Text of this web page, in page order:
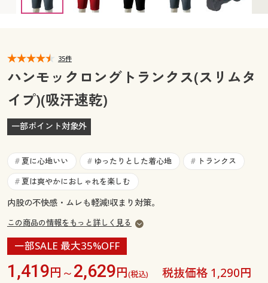
カタログ無料プレゼント
マイページ
閲覧履歴
お気に入り
サポート
ご利用ガイド
よくある質問とお問い合わせ
閲覧履歴
お気に入り
サポート
よくある質問とお問い合わせ
3L(ウエスト98～108) ◎ 在庫あり
35件
ハンモックロングトランクス(スリムタ
イプ)(吸汗速乾)
一部ポイント対象外
# 夏に心地いい # ゆったりとした着心地 # トランクス
# 夏は爽やかにおしゃれを楽しむ
内股の不快感・ムレも軽減!収まり対策。
この商品の情報をもっと詳しく見る
一部SALE 最大35%OFF
1,419円～2,629円(税込)
税抜価格 1,290円